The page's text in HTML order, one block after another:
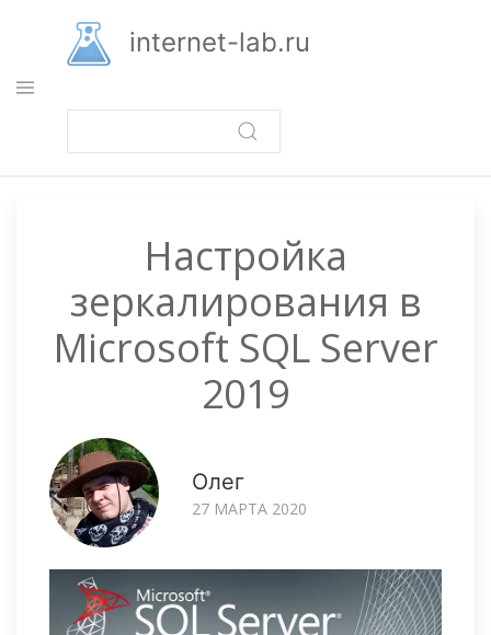
основному
содержанию
internet-lab.ru
Настройка
зеркалирования в
Microsoft SQL Server
2019
Олег
27 МАРТА 2020